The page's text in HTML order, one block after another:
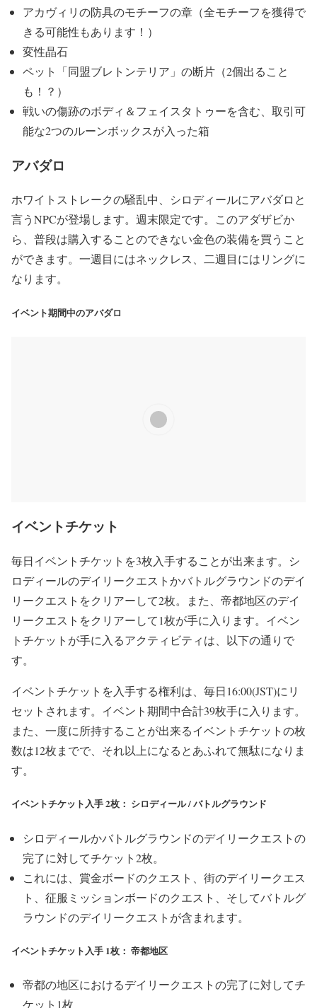
アカヴィリの防具のモチーフの章（全モチーフを獲得で
きる可能性もあります！）
変性晶石
ペット「同盟ブレトンテリア」の断片（2個出ること
も！？）
戦いの傷跡のボディ＆フェイスタトゥーを含む、取引可
能な2つのルーンボックスが入った箱
アバダロ
ホワイトストレークの騒乱中、シロディールにアバダロと
言うNPCが登場します。週末限定です。このアダザビか
ら、普段は購入することのできない金色の装備を買うこと
ができます。一週目にはネックレス、二週目にはリングに
なります。
イベント期間中のアバダロ
イベントチケット
毎日イベントチケットを3枚入手することが出来ます。シ
ロディールのデイリークエストかバトルグラウンドのデイ
リークエストをクリアーして2枚。また、帝都地区のデイ
リークエストをクリアーして1枚が手に入ります。イベン
トチケットが手に入るアクティビティは、以下の通りで
す。
イベントチケットを入手する権利は、毎日16:00(JST)にリ
セットされます。イベント期間中合計39枚手に入ります。
また、一度に所持することが出来るイベントチケットの枚
数は12枚までで、それ以上になるとあふれて無駄になりま
す。
イベントチケット入手 2枚： シロディール / バトルグラウンド
シロディールかバトルグラウンドのデイリークエストの
完了に対してチケット2枚。
これには、賞金ボードのクエスト、街のデイリークエス
ト、征服ミッションボードのクエスト、そしてバトルグ
ラウンドのデイリークエストが含まれます。
イベントチケット入手 1枚： 帝都地区
帝都の地区におけるデイリークエストの完了に対してチ
ケット1枚